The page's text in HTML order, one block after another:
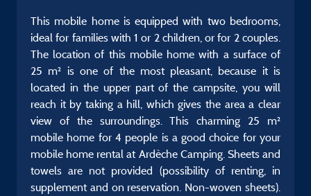
This mobile home is equipped with two bedrooms,
ideal for families with 1 or 2 children, or for 2 couples.
The location of this mobile home with a surface of
25 m² is one of the most pleasant, because it is
located in the upper part of the campsite, you will
reach it by taking a hill, which gives the area a clear
view of the surroundings. This charming 25 m²
mobile home for 4 people is a good choice for your
mobile home rental at Ardèche Camping. Sheets and
towels are not provided (possibility of renting, in
supplement and on reservation. Non-woven sheets).